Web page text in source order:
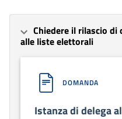
Chiedere il rilascio
alle liste elettorali
DOMANDA
Istanza di delega